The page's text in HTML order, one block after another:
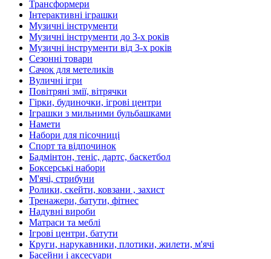
Трансформери
Інтерактивні іграшки
Музичні інструменти
Музичні інструменти до 3-х років
Музичні інструменти від 3-х років
Сезонні товари
Сачок для метеликів
Вуличні ігри
Повітряні змії, вітрячки
Гірки, будиночки, ігрові центри
Іграшки з мильними бульбашками
Намети
Набори для пісочниці
Спорт та відпочинок
Бадмінтон, теніс, дартс, баскетбол
Боксерські набори
М'ячі, стрибуни
Ролики, скейти, ковзани , захист
Тренажери, батути, фітнес
Надувні вироби
Матраси та меблі
Ігрові центри, батути
Круги, нарукавники, плотики, жилети, м'ячі
Басейни і аксесуари